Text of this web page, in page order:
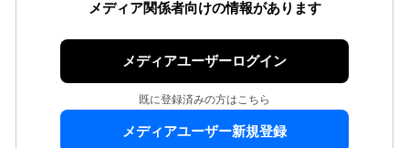
メディア関係者向けの情報があります
メディアユーザーログイン
既に登録済みの方はこちら
メディアユーザー新規登録